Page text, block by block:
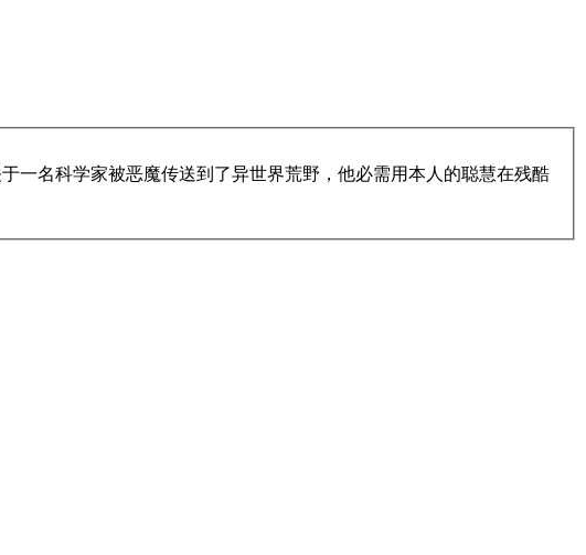
一名科学家被恶魔传送到了异世界荒野，他必需用本人的聪慧在残酷